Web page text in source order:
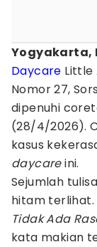
Yogyakarta,
Daycare Little
Nomor 27,
dipenuhi
(28/4/2026).
kasus
daycareini.
Sejumlah
hitam terlihat.
Tidak Ada
kata makian